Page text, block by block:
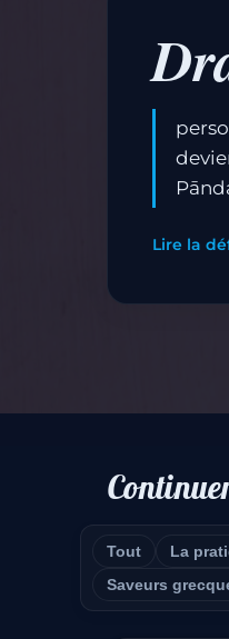
Lire la
Tout La
Saveurs